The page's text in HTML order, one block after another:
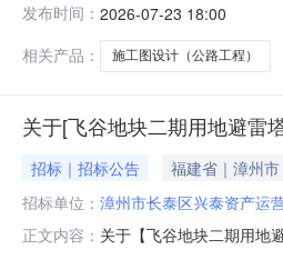
发区道路安全提升工程项
发布时间： 2026-07-23 18:00
相关产品：
施工图设计（公路工程）
关于[飞谷地块二期用地避雷
招标｜招标公告 福建省｜漳州
招标单位： 漳州市长泰区兴泰资产运
正文内容： 关于【飞谷地块二期用地